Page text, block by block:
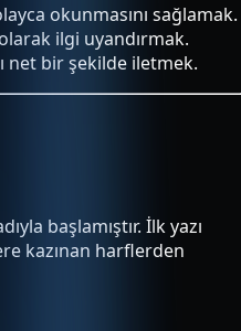
okunmasını sağlamak.
ilgi uyandırmak.
net bir şekilde iletmek.
başlamıştır. İlk yazı
kazınan harflerden